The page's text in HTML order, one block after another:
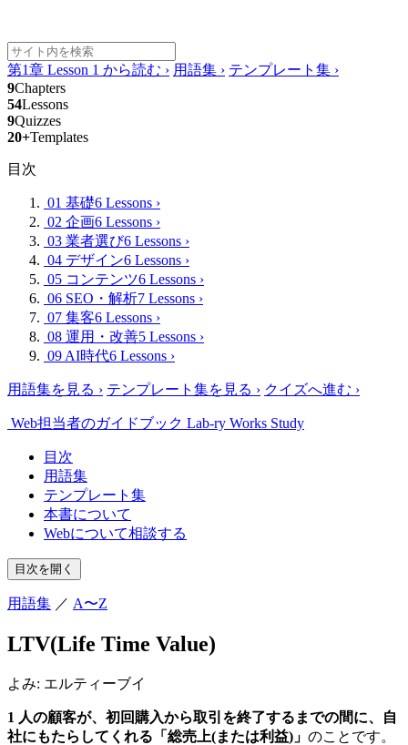
第1章 Lesson 1 から読む › 用語集 › テンプレート集 ›
9Chapters
54Lessons
9Quizzes
20+Templates
目次
01 基礎6 Lessons ›
02 企画6 Lessons ›
03 業者選び6 Lessons ›
04 デザイン6 Lessons ›
05 コンテンツ6 Lessons ›
06 SEO・解析7 Lessons ›
07 集客6 Lessons ›
08 運用・改善5 Lessons ›
09 AI時代6 Lessons ›
用語集を見る › テンプレート集を見る › クイズへ進む ›
Web担当者のガイドブック Lab-ry Works Study
目次
用語集
テンプレート集
本書について
Webについて相談する
目次を開く
用語集 ／ A〜Z
LTV(Life Time Value)
よみ: エルティーブイ
1 人の顧客が、初回購入から取引を終了するまでの間に、自
社にもたらしてくれる「総売上(または利益)」 のことです。